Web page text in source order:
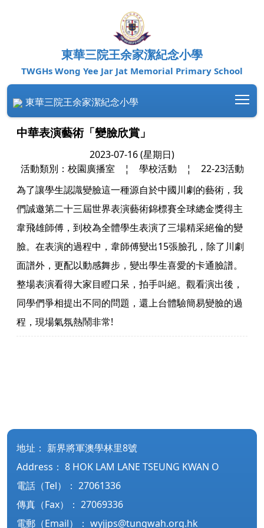
東華三院王余家潔紀念小學
TWGHs Wong Yee Jar Jat Memorial Primary School
東華三院王余家潔紀念小學
中華表演藝術「變臉欣賞」
2023-07-16 (星期日)
活動類別：校園廣播室
學校活動 ¦
22-23活動
為了讓學生認識變臉這一種源自於中國川劇的藝術，我
們誠邀第二十三屆世界表演藝術錦標賽全球總金獎得主
韋飛雄師傅，到校為全體學生表演了三場精采絕倫的變
臉。在表演的過程中，韋師傅變出15張臉孔，除了川劇
面譜外，更配以動感舞步，變出學生喜愛的卡通臉譜。
整場表演看得大家目瞪口呆，拍手叫絕。觀看演出後，
同學們爭相提出不同的問題，還上台體驗簡易變臉的過
程，現場氣氛熱鬧非常!
地址：
新界將軍澳學林里8號
Address：
8 HOK LAM LANE TSEUNG KWAN O
電話（Tel）：
27061336
傳真（Fax）：
27069336
電郵（Email）：
wyjjps@tungwah.org.hk